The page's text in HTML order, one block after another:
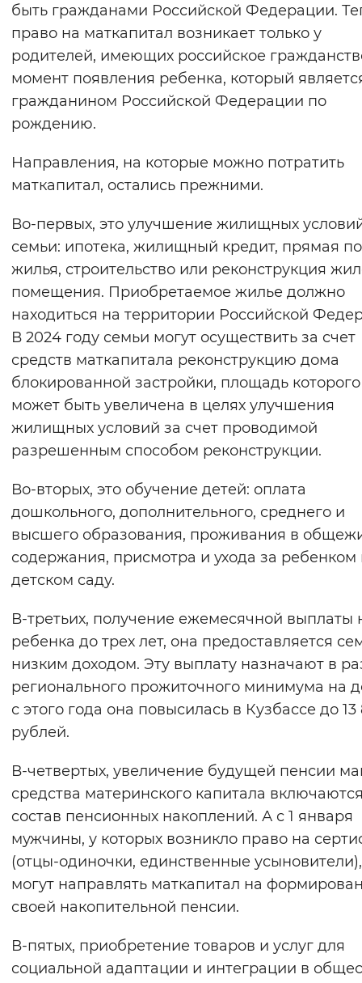
быть гражданами Российской Федерации.
право на маткапитал возникает только у
родителей, имеющих российское
момент появления ребенка, который
гражданином Российской Федерации по
рождению.
Направления, на которые можно потратить
маткапитал, остались прежними.
Во-первых, это улучшение жилищных
семьи: ипотека, жилищный кредит, прямая
жилья, строительство или реконструкция
помещения. Приобретаемое жилье должно
находиться на территории Российской
В 2024 году семьи могут осуществить за счет
средств маткапитала реконструкцию дома
блокированной застройки, площадь которого
может быть увеличена в целях улучшения
жилищных условий за счет проводимой
разрешенным способом реконструкции.
Во-вторых, это обучение детей: оплата
дошкольного, дополнительного, среднего и
высшего образования, проживания в
содержания, присмотра и ухода за ребенком
детском саду.
В-третьих, получение ежемесячной выплаты
ребенка до трех лет, она предоставляется
низким доходом. Эту выплату назначают в
регионального прожиточного минимума на
с этого года она повысилась в Кузбассе до 13
рублей.
В-четвертых, увеличение будущей пенсии
средства материнского капитала
состав пенсионных накоплений. А с 1 января
мужчины, у которых возникло право на
(отцы-одиночки, единственные
могут направлять маткапитал на
своей накопительной пенсии.
В-пятых, приобретение товаров и услуг для
социальной адаптации и интеграции в